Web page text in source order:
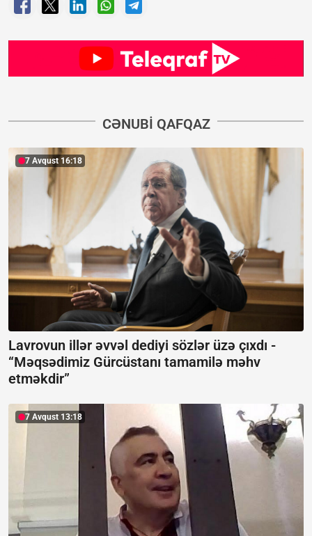
CƏNUBI QAFQAZ
7 Avqust 16:18
Lavrovun illər əvvəl dediyi sözlər üzə çıxdı -
“Məqsədimiz Gürcüstanı tamamilə məhv
etməkdir”
7 Avqust 13:18